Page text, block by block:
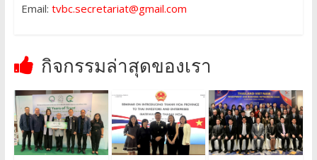
Email: tvbc.secretariat@gmail.com
กิจกรรมล่าสุดของเรา